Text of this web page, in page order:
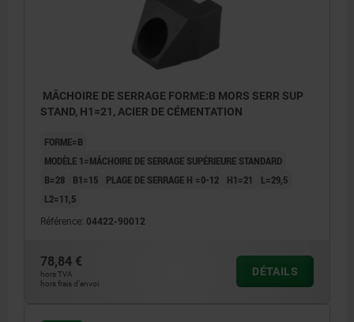
MÂCHOIRE DE SERRAGE FORME:B MORS SERR SUP
STAND, H1=21, ACIER DE CÉMENTATION
FORME=B
MODÈLE 1=MÂCHOIRE DE SERRAGE SUPÉRIEURE STANDARD
B=28
B1=15 PLAGE DE SERRAGE H =0-12 H1=21
L=29,5
L2=11,5
Référence: 04422-90012
78,84 €
hors TVA
hors frais d’envoi
DÉTAILS